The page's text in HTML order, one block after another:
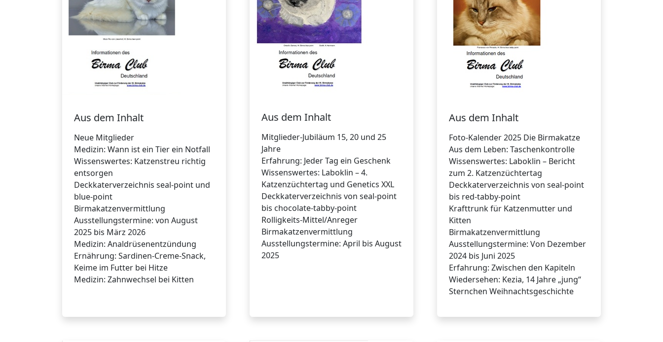
Aus dem Inhalt
Neue Mitglieder
Medizin: Wann ist ein Tier ein Notfall
Wissenswertes: Katzenstreu richtig
entsorgen
Deckkaterverzeichnis seal-point und
blue-point
Birmakatzenvermittlung
Ausstellungstermine: von August
2025 bis März 2026
Medizin: Analdrüsenentzündung
Ernährung: Sardinen-Creme-Snack,
Keime im Futter bei Hitze
Medizin: Zahnwechsel bei Kitten
Aus dem Inhalt
Mitglieder-Jubiläum 15, 20 und 25
Jahre
Erfahrung: Jeder Tag ein Geschenk
Wissenswertes: Laboklin – 4.
Katzenzüchtertag und Genetics XXL
Deckkaterverzeichnis von seal-point
bis chocolate-tabby-point
Rolligkeits-Mittel/Anreger
Birmakatzenvermittlung
Ausstellungstermine: April bis August
2025
Aus dem Inhalt
Foto-Kalender 2025 Die Birmakatze
Aus dem Leben: Taschenkontrolle
Wissenswertes: Laboklin – Bericht
zum 2. Katzenzüchtertag
Deckkaterverzeichnis von seal-point
bis red-tabby-point
Krafttrunk für Katzenmutter und
Kitten
Birmakatzenvermittlung
Ausstellungstermine: Von Dezember
2024 bis Juni 2025
Erfahrung: Zwischen den Kapiteln
Wiedersehen: Kezia, 14 Jahre „jung“
Sternchen Weihnachtsgeschichte